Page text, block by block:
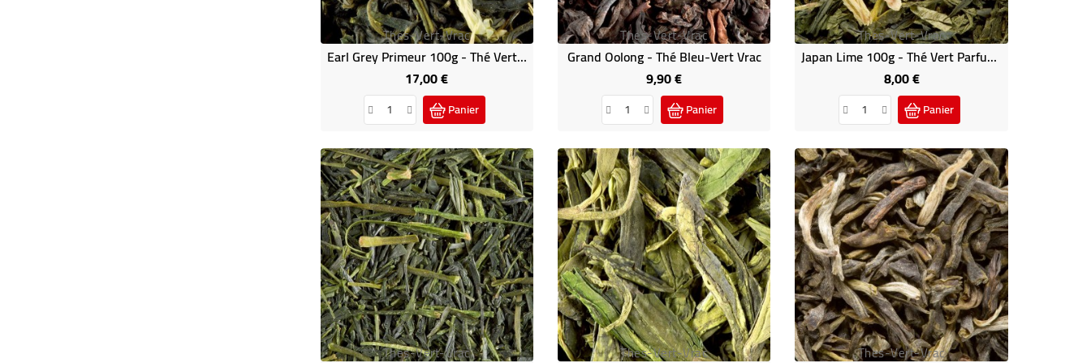
Thes-Vert-Vrac
Earl Grey Primeur 100g - Thé Vert Parfumé Dammann
17,00 €Prix
Panier
Thes-Vert-Vrac
Grand Oolong - Thé Bleu-Vert Vrac
9,90 €Prix
Panier
Thes-Vert-Vrac
Japan Lime 100g - Thé Vert Parfumé
8,00 €Prix
Panier
Thes-Vert-Vrac Thes-Vert-Vrac Thes-Vert-Vrac